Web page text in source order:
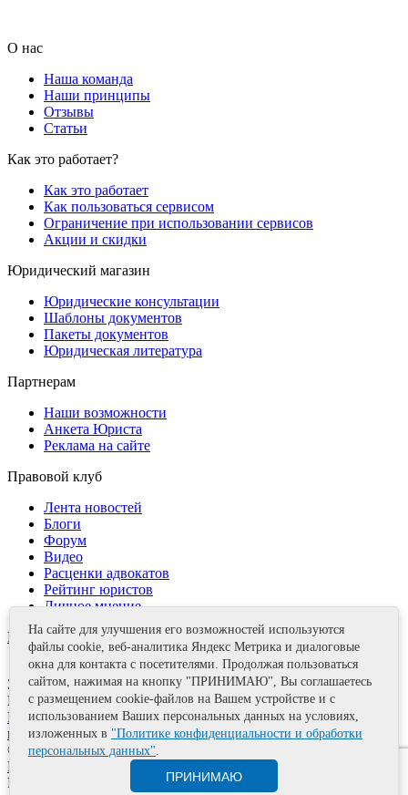
О нас
Наша команда
Наши принципы
Отзывы
Статьи
Как это работает?
Как это работает
Как пользоваться сервисом
Ограничение при использовании сервисов
Акции и скидки
Юридический магазин
Юридические консультации
Шаблоны документов
Пакеты документов
Юридическая литература
Партнерам
Наши возможности
Анкета Юриста
Реклама на сайте
Правовой клуб
Лента новостей
Блоги
Форум
Видео
Расценки адвокатов
Рейтинг юристов
Личное мнение
Контакты
Задать вопрос
Поделиться
Политика информационной безопасности Правила
использования материалов
© 2011—2026 А.Е. Мишушин
Карта сайта
Разработка сайта
На сайте для улучшения его возможностей используются
файлы cookie, веб-аналитика Яндекс Метрика и диалоговые
окна для контакта с посетителями. Продолжая пользоваться
сайтом, нажимая на кнопку "ПРИНИМАЮ", Вы соглашаетесь
с размещением cookie-файлов на Вашем устройстве и с
использованием Ваших персональных данных на условиях,
изложенных в "Политике конфиденциальности и обработки
персональных данных".
ПРИНИМАЮ